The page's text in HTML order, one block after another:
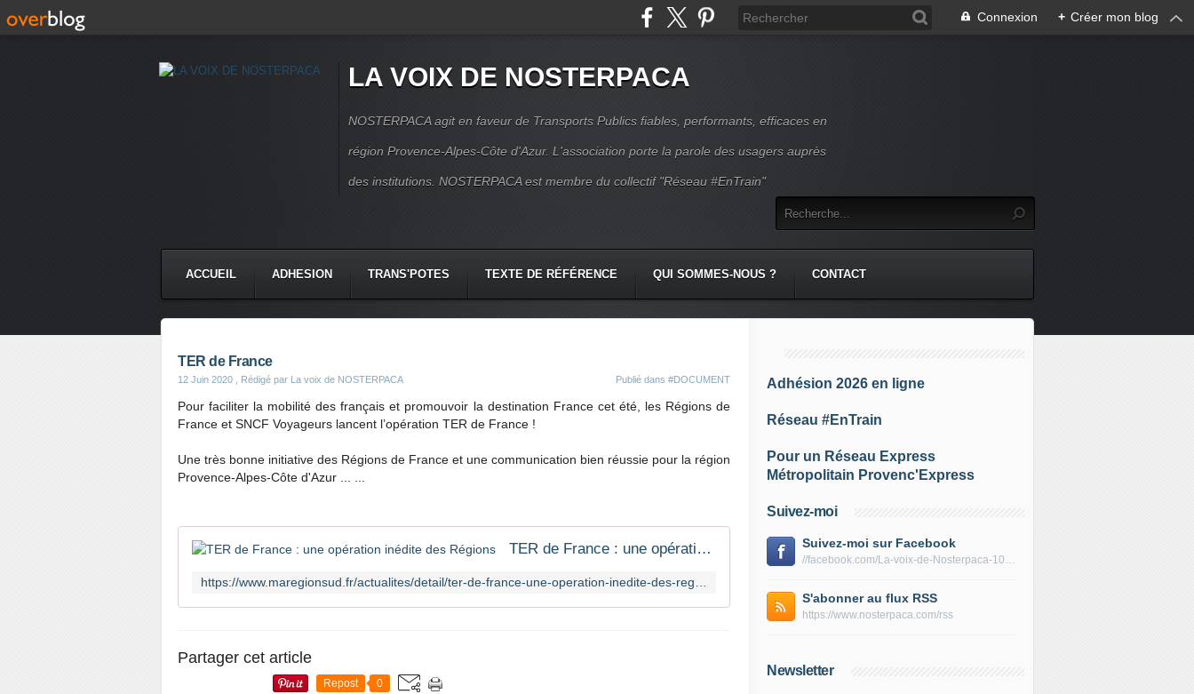
Connexion + Créer mon blog
LA VOIX DE NOSTERPACA
NOSTERPACA agit en faveur de Transports Publics fiables, performants, efficaces en
région Provence-Alpes-Côte d'Azur. L'association porte la parole des usagers auprès
des institutions. NOSTERPACA est membre du collectif "Réseau #EnTrain"
ACCUEIL ADHESION TRANS'POTES TEXTE DE RÉFÉRENCE QUI SOMMES-NOUS ? CONTACT
TER de France
12 Juin 2020 , Rédigé par La voix de NOSTERPACA Publié dans #DOCUMENT
Pour faciliter la mobilité des français et promouvoir la destination France cet été, les Régions de
France et SNCF Voyageurs lancent l’opération TER de France !
Une très bonne initiative des Régions de France et une communication bien réussie pour la région
Provence-Alpes-Côte d'Azur ... ...
TER de France : une opération inédite des Régions
Partager cet article
Repost 0
Adhésion 2026 en ligne
Réseau #EnTrain
Pour un Réseau Express
Métropolitain Provenc'Express
Suivez-moi
Suivez-moi sur Facebook
//facebook.com/La-voix-de-Nosterpaca-106434384284735
S'abonner au flux RSS
https://www.nosterpaca.com/rss
Newsletter